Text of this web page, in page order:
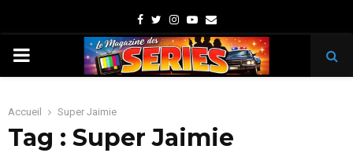
Facebook
TwitterInstagram
Youtube
Email
PRIMARY
Accueil Super Jaimie
Tag : Super Jaimie